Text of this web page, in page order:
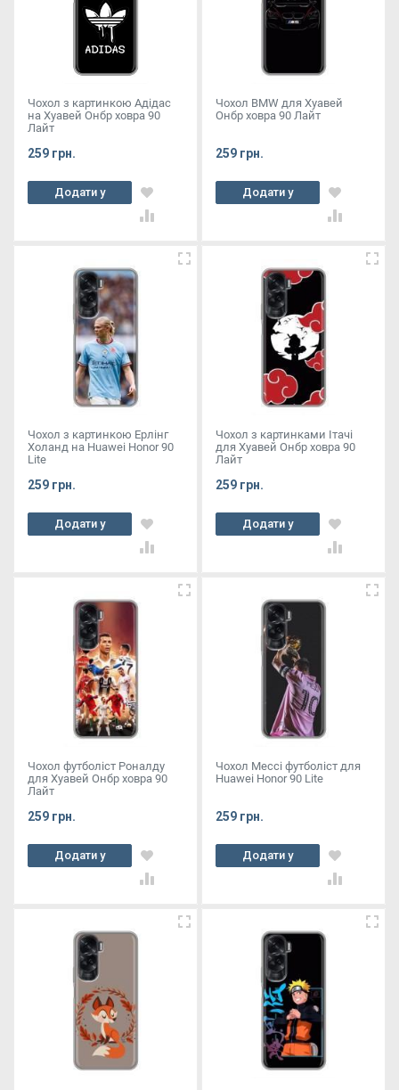
Чохол з картинкою Адідас
на Хуавей Онбр ховра 90
Лайт
259 грн.
Додати у
кошик
Чохол BMW для Хуавей
Онбр ховра 90 Лайт
259 грн.
Додати у
кошик
Чохол з картинкою Ерлінг
Холанд на Huawei Honor 90
Lite
259 грн.
Додати у
кошик
Чохол з картинками Ітачі
для Хуавей Онбр ховра 90
Лайт
259 грн.
Додати у
кошик
Чохол футболіст Роналду
для Хуавей Онбр ховра 90
Лайт
259 грн.
Додати у
кошик
Чохол Мессі футболіст для
Huawei Honor 90 Lite
259 грн.
Додати у
кошик